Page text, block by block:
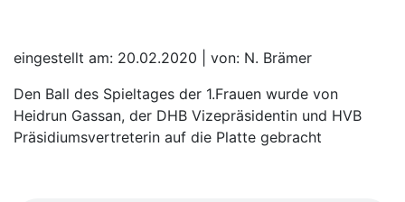
eingestellt am: 20.02.2020 | von: N. Brämer
Den Ball des Spieltages der 1.Frauen wurde von
Heidrun Gassan, der DHB Vizepräsidentin und HVB
Präsidiumsvertreterin auf die Platte gebracht